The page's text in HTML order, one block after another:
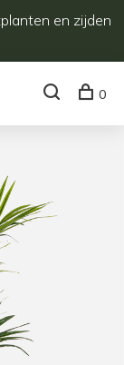
en zijden
0